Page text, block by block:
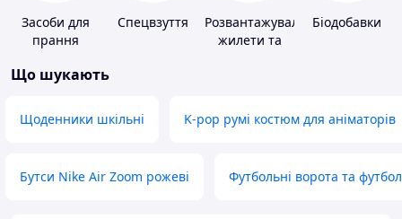
Засоби для
прання
Спецвзуття
Розвантажувальні
жилети та
Біодобавки
Що шукають
Щоденники шкільні K-pop румі костюм для аніматорів
Бутси Nike Air Zoom рожеві Футбольні ворота та